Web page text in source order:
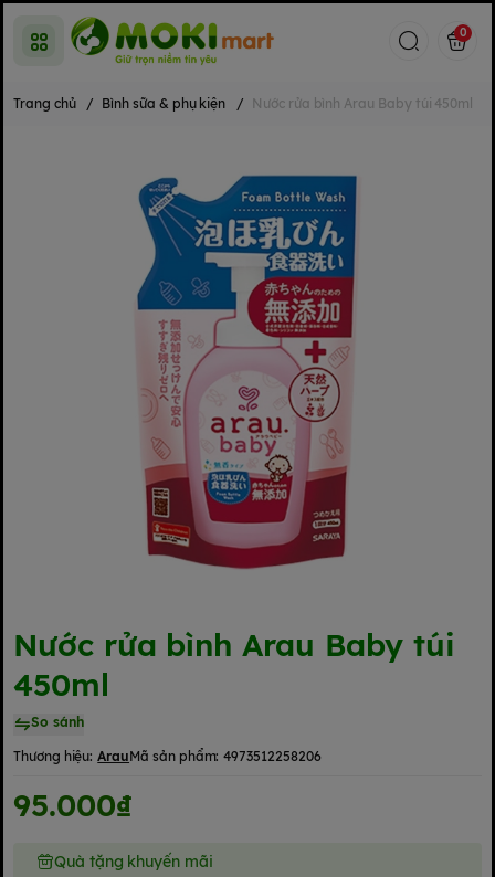
0
Trang chủ / Bình sữa & phụ kiện / Nước rửa bình Arau Baby túi 450ml
Nước rửa bình Arau Baby túi
450ml
So sánh
Thương hiệu: ArauMã sản phẩm: 4973512258206
95.000₫
Quà tặng khuyến mãi